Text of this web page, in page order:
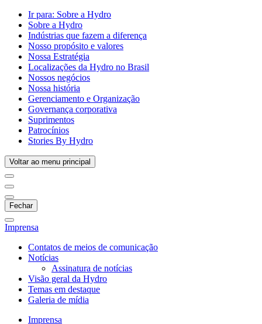
Ir para: Sobre a Hydro
Sobre a Hydro
Indústrias que fazem a diferença
Nosso propósito e valores
Nossa Estratégia
Localizações da Hydro no Brasil
Nossos negócios
Nossa história
Gerenciamento e Organização
Governança corporativa
Suprimentos
Patrocínios
Stories By Hydro
Voltar ao menu principal
Fechar
Imprensa
Contatos de meios de comunicação
Notícias
Assinatura de notícias
Visão geral da Hydro
Temas em destaque
Galeria de mídia
Imprensa